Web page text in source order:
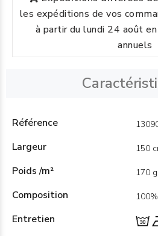
les expéditions de vos
à partir du lundi 24 août
annuels
Référence
Largeur 150
Poids /m² 170
Composition
Entretien